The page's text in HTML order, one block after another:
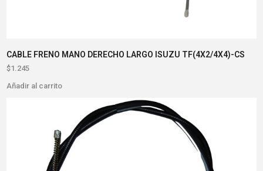
CABLE FRENO MANO DERECHO LARGO ISUZU TF(4X2/4X4)-CS
$1.245
Añadir al carrito